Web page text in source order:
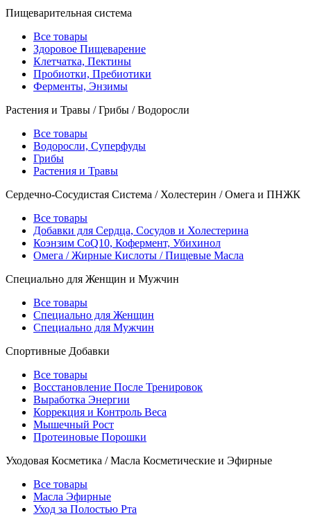
Пищеварительная система
Все товары
Здоровое Пищеварение
Клетчатка, Пектины
Пробиотки, Пребиотики
Ферменты, Энзимы
Растения и Травы / Грибы / Водоросли
Все товары
Водоросли, Суперфуды
Грибы
Растения и Травы
Сердечно-Сосудистая Система / Холестерин / Омега и ПНЖК
Все товары
Добавки для Сердца, Сосудов и Холестерина
Коэнзим CoQ10, Кофермент, Убихинол
Омега / Жирные Кислоты / Пищевые Масла
Специально для Женщин и Мужчин
Все товары
Специально для Женщин
Специально для Мужчин
Спортивные Добавки
Все товары
Восстановление После Тренировок
Выработка Энергии
Коррекция и Контроль Веса
Мышечный Рост
Протеиновые Порошки
Уходовая Косметика / Масла Косметические и Эфирные
Все товары
Масла Эфирные
Уход за Полостью Рта